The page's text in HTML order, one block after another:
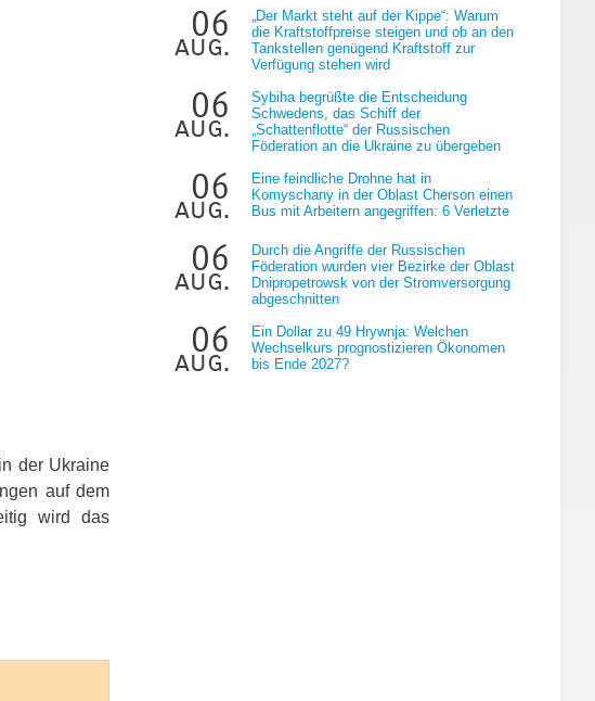
der Ukraine
auf dem
wird das
06
aug.
„Der Markt steht auf der Kippe“: Warum
die Kraftstoffpreise steigen und ob an den
Tankstellen genügend Kraftstoff zur
Verfügung stehen wird
06
aug.
Sybiha begrüßte die Entscheidung
Schwedens, das Schiff der
„Schattenflotte“ der Russischen
Föderation an die Ukraine zu übergeben
06
aug.
Eine feindliche Drohne hat in
Komyschany in der Oblast Cherson einen
Bus mit Arbeitern angegriffen: 6 Verletzte
06
aug.
Durch die Angriffe der Russischen
Föderation wurden vier Bezirke der Oblast
Dnipropetrowsk von der Stromversorgung
abgeschnitten
06
aug.
Ein Dollar zu 49 Hrywnja: Welchen
Wechselkurs prognostizieren Ökonomen
bis Ende 2027?